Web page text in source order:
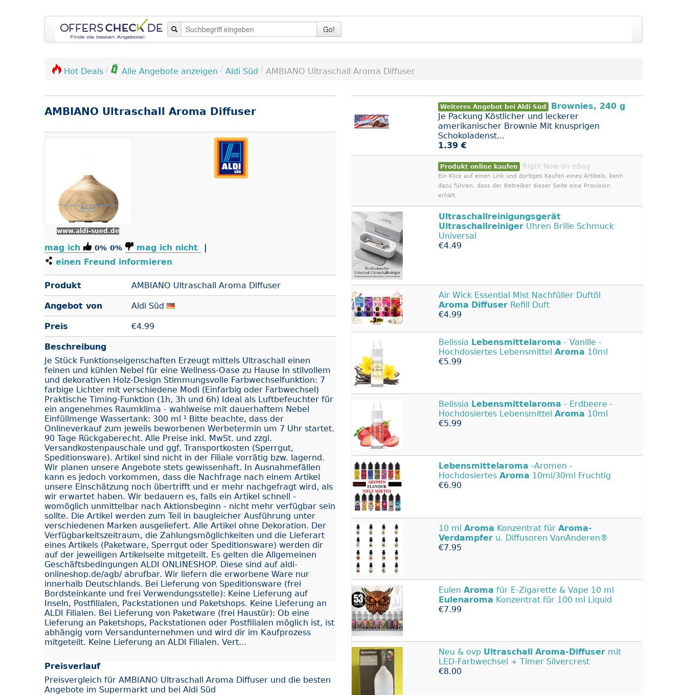
Go!
Hot Deals / Alle Angebote anzeigen / Aldi Süd / AMBIANO Ultraschall Aroma Diffuser
AMBIANO Ultraschall Aroma Diffuser
www.aldi-sued.de
mag ich 0% 0% mag ich nicht
|
einen Freund informieren
Produkt AMBIANO Ultraschall Aroma Diffuser
Angebot von Aldi Süd
Preis €4.99
Beschreibung
Je Stück Funktionseigenschaften Erzeugt mittels Ultraschall einen
feinen und kühlen Nebel für eine Wellness-Oase zu Hause In stilvollem
und dekorativen Holz-Design Stimmungsvolle Farbwechselfunktion: 7
farbige Lichter mit verschiedene Modi (Einfarbig oder Farbwechsel)
Praktische Timing-Funktion (1h, 3h und 6h) Ideal als Luftbefeuchter für
ein angenehmes Raumklima - wahlweise mit dauerhaftem Nebel
Einfüllmenge Wassertank: 300 ml ¹ Bitte beachte, dass der
Onlineverkauf zum jeweils beworbenen Werbetermin um 7 Uhr startet.
90 Tage Rückgaberecht. Alle Preise inkl. MwSt. und zzgl.
Versandkostenpauschale und ggf. Transportkosten (Sperrgut,
Speditionsware). Artikel sind nicht in der Filiale vorrätig bzw. lagernd.
Wir planen unsere Angebote stets gewissenhaft. In Ausnahmefällen
kann es jedoch vorkommen, dass die Nachfrage nach einem Artikel
unsere Einschätzung noch übertrifft und er mehr nachgefragt wird, als
wir erwartet haben. Wir bedauern es, falls ein Artikel schnell -
womöglich unmittelbar nach Aktionsbeginn - nicht mehr verfügbar sein
sollte. Die Artikel werden zum Teil in baugleicher Ausführung unter
verschiedenen Marken ausgeliefert. Alle Artikel ohne Dekoration. Der
Verfügbarkeitszeitraum, die Zahlungsmöglichkeiten und die Lieferart
eines Artikels (Paketware, Sperrgut oder Speditionsware) werden dir
auf der jeweiligen Artikelseite mitgeteilt. Es gelten die Allgemeinen
Geschäftsbedingungen ALDI ONLINESHOP. Diese sind auf aldi-
onlineshop.de/agb/ abrufbar. Wir liefern die erworbene Ware nur
innerhalb Deutschlands. Bei Lieferung von Speditionsware (frei
Bordsteinkante und frei Verwendungsstelle): Keine Lieferung auf
Inseln, Postfilialen, Packstationen und Paketshops. Keine Lieferung an
ALDI Filialen. Bei Lieferung von Paketware (frei Haustür): Ob eine
Lieferung an Paketshops, Packstationen oder Postfilialen möglich ist, ist
abhängig vom Versandunternehmen und wird dir im Kaufprozess
mitgeteilt. Keine Lieferung an ALDI Filialen. Vert...
Preisverlauf
Preisvergleich für AMBIANO Ultraschall Aroma Diffuser und die besten
Angebote im Supermarkt und bei Aldi Süd
Weiteres Angebot bei Aldi Süd
Brownies, 240 g
Je Packung Köstlicher und leckerer
amerikanischer Brownie Mit knusprigen
Schokoladenst...
1.39 €
Produkt online kaufen Right Now on eBay
Ein Klick auf einen Link und dortiges Kaufen eines Artikels, kann
dazu führen, dass der Betreiber dieser Seite eine Provision
erhält.
Ultraschallreinigungsgerät
Ultraschallreiniger Uhren Brille Schmuck
Universal
€4.49
Air Wick Essential Mist Nachfüller Duftöl
Aroma Diffuser Refill Duft
€4.99
Belissia Lebensmittelaroma - Vanille -
Hochdosiertes Lebensmittel Aroma 10ml
€5.99
Belissia Lebensmittelaroma - Erdbeere -
Hochdosiertes Lebensmittel Aroma 10ml
€5.99
Lebensmittelaroma -Aromen -
Hochdosiertes Aroma 10ml/30ml Fruchtig
€6.90
10 ml Aroma Konzentrat für Aroma-
Verdampfer u. Diffusoren VanAnderen®
€7.95
Eulen Aroma für E-Zigarette & Vape 10 ml
Eulenaroma Konzentrat für 100 ml Liquid
€7.99
Neu & ovp Ultraschall Aroma-Diffuser mit
LED-Farbwechsel + Timer Silvercrest
€8.00